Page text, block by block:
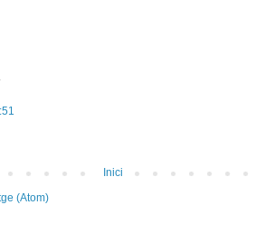
Inici
(Atom)